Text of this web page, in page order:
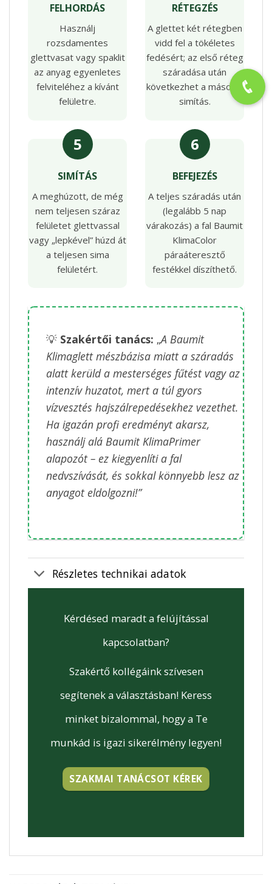
FELHORDÁS
Használj
rozsdamentes
glettvasat vagy spaklit
az anyag egyenletes
felviteléhez a kívánt
felületre.
RÉTEGZÉS
A glettet két rétegben
vidd fel a tökéletes
fedésért; az első réteg
száradása után
következhet a második
simítás.
5
SIMÍTÁS
A meghúzott, de még
nem teljesen száraz
felületet glettvassal
vagy „lepkével” húzd át
a teljesen sima
felületért.
6
BEFEJEZÉS
A teljes száradás után
(legalább 5 nap
várakozás) a fal Baumit
KlimaColor
páraáteresztő
festékkel díszíthető.
💡 Szakértői tanács: „A Baumit
Klimaglett mészbázisa miatt a száradás
alatt kerüld a mesterséges fűtést vagy az
intenzív huzatot, mert a túl gyors
vízvesztés hajszálrepedésekhez vezethet.
Ha igazán profi eredményt akarsz,
használj alá Baumit KlimaPrimer
alapozót – ez kiegyenlíti a fal
nedvszívását, és sokkal könnyebb lesz az
anyagot eldolgozni!”
Részletes technikai adatok
Kérdésed maradt a felújítással
kapcsolatban?
Szakértő kollégáink szívesen
segítenek a választásban! Keress
minket bizalommal, hogy a Te
munkád is igazi sikerélmény legyen!
SZAKMAI TANÁCSOT KÉREK